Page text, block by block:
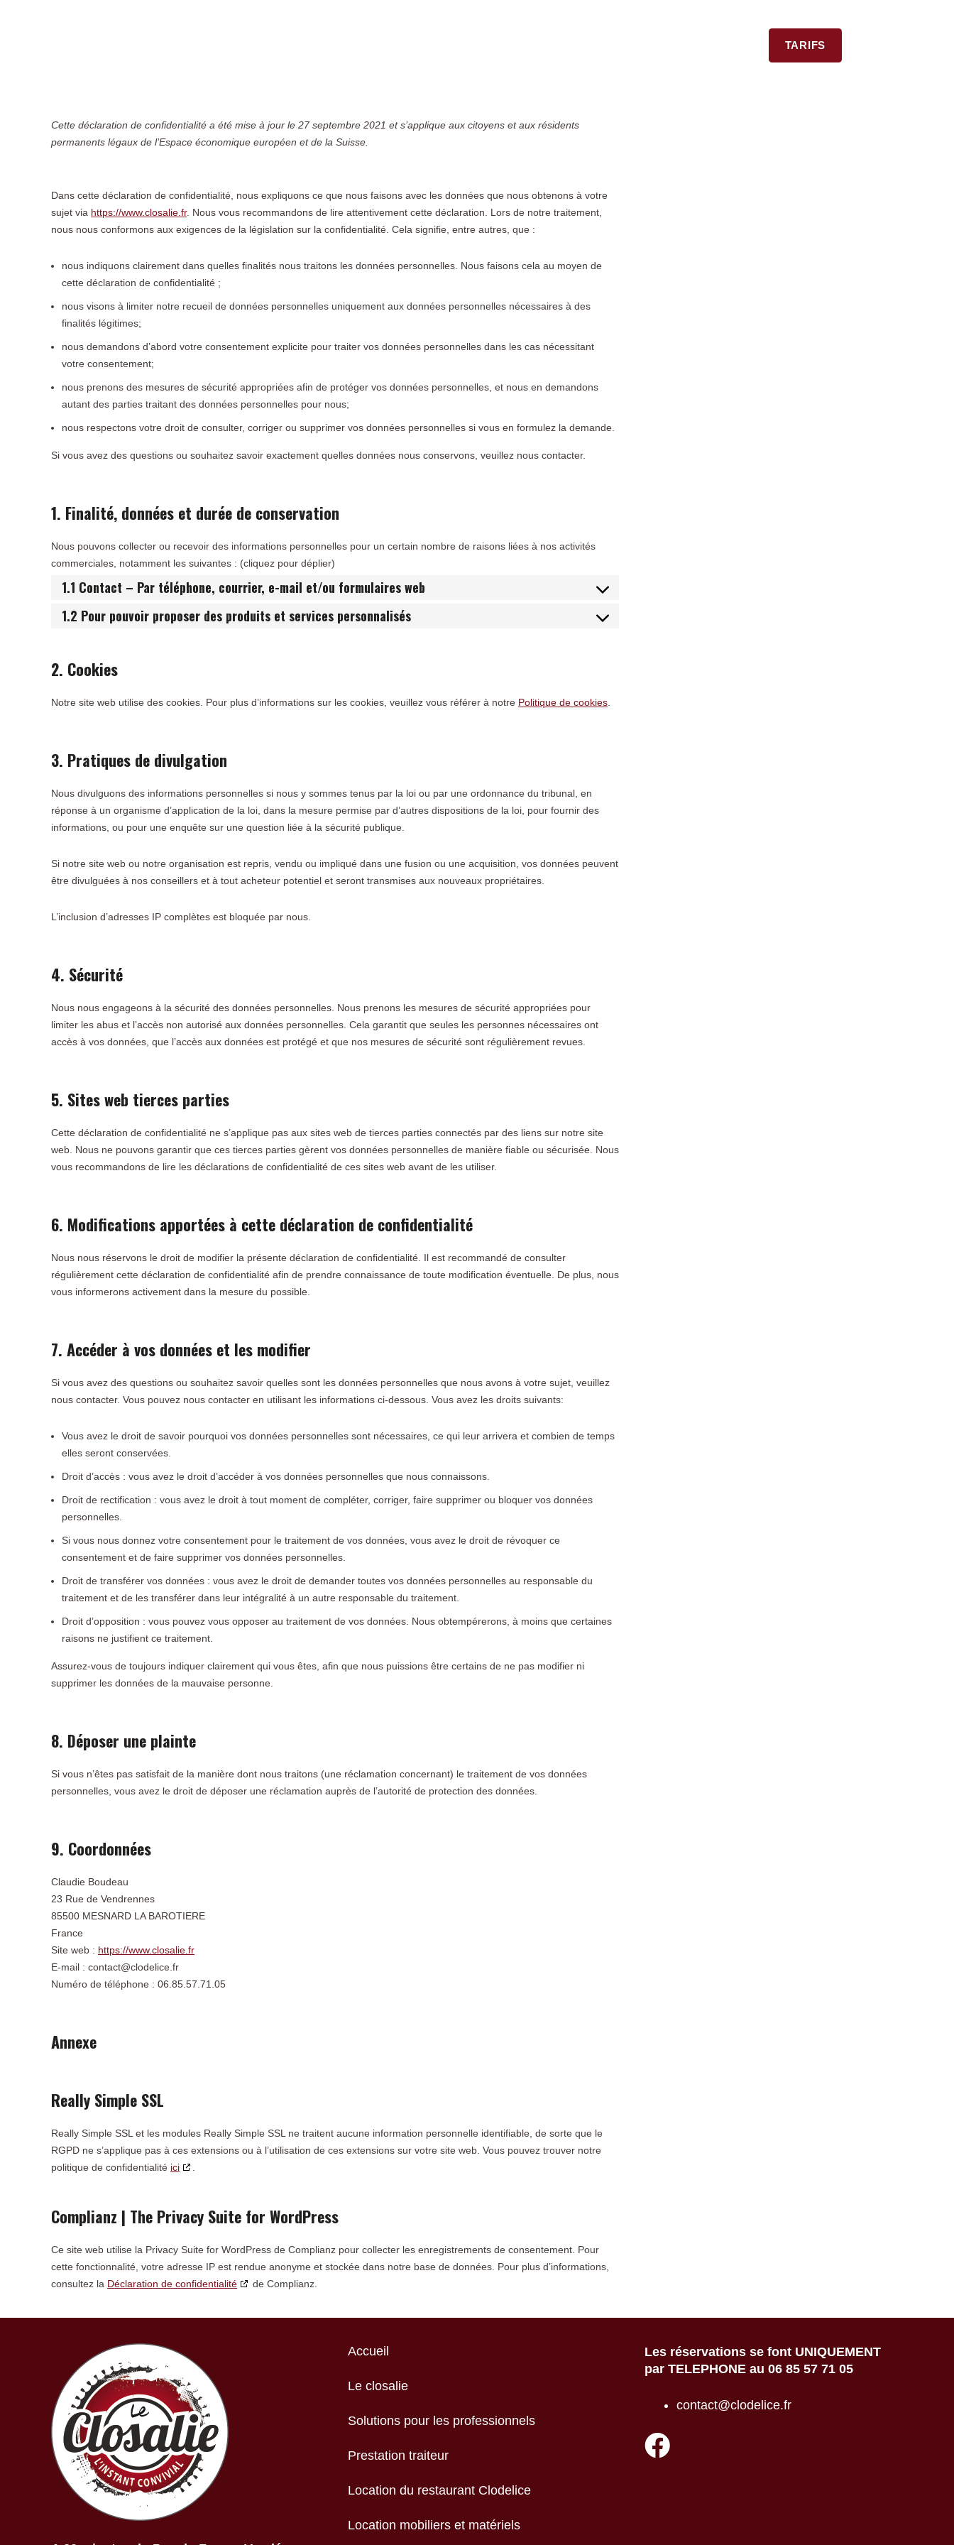
TARIFS
Cette déclaration de confidentialité a été mise à jour le 27 septembre 2021 et s’applique aux citoyens et aux résidents
permanents légaux de l’Espace économique européen et de la Suisse.
Dans cette déclaration de confidentialité, nous expliquons ce que nous faisons avec les données que nous obtenons à votre
sujet via https://www.closalie.fr. Nous vous recommandons de lire attentivement cette déclaration. Lors de notre traitement,
nous nous conformons aux exigences de la législation sur la confidentialité. Cela signifie, entre autres, que :
nous indiquons clairement dans quelles finalités nous traitons les données personnelles. Nous faisons cela au moyen de
cette déclaration de confidentialité ;
nous visons à limiter notre recueil de données personnelles uniquement aux données personnelles nécessaires à des
finalités légitimes;
nous demandons d’abord votre consentement explicite pour traiter vos données personnelles dans les cas nécessitant
votre consentement;
nous prenons des mesures de sécurité appropriées afin de protéger vos données personnelles, et nous en demandons
autant des parties traitant des données personnelles pour nous;
nous respectons votre droit de consulter, corriger ou supprimer vos données personnelles si vous en formulez la demande.
Si vous avez des questions ou souhaitez savoir exactement quelles données nous conservons, veuillez nous contacter.
1. Finalité, données et durée de conservation
Nous pouvons collecter ou recevoir des informations personnelles pour un certain nombre de raisons liées à nos activités
commerciales, notamment les suivantes : (cliquez pour déplier)
1.1 Contact – Par téléphone, courrier, e-mail et/ou formulaires web
1.2 Pour pouvoir proposer des produits et services personnalisés
2. Cookies
Notre site web utilise des cookies. Pour plus d’informations sur les cookies, veuillez vous référer à notre Politique de cookies
3. Pratiques de divulgation
Nous divulguons des informations personnelles si nous y sommes tenus par la loi ou par une ordonnance du tribunal, en
réponse à un organisme d’application de la loi, dans la mesure permise par d’autres dispositions de la loi, pour fournir des
informations, ou pour une enquête sur une question liée à la sécurité publique.
Si notre site web ou notre organisation est repris, vendu ou impliqué dans une fusion ou une acquisition, vos données peuvent
être divulguées à nos conseillers et à tout acheteur potentiel et seront transmises aux nouveaux propriétaires.
L’inclusion d’adresses IP complètes est bloquée par nous.
4. Sécurité
Nous nous engageons à la sécurité des données personnelles. Nous prenons les mesures de sécurité appropriées pour
limiter les abus et l’accès non autorisé aux données personnelles. Cela garantit que seules les personnes nécessaires ont
accès à vos données, que l’accès aux données est protégé et que nos mesures de sécurité sont régulièrement revues.
5. Sites web tierces parties
Cette déclaration de confidentialité ne s’applique pas aux sites web de tierces parties connectés par des liens sur notre site
web. Nous ne pouvons garantir que ces tierces parties gèrent vos données personnelles de manière fiable ou sécurisée. Nous
vous recommandons de lire les déclarations de confidentialité de ces sites web avant de les utiliser.
6. Modifications apportées à cette déclaration de confidentialité
Nous nous réservons le droit de modifier la présente déclaration de confidentialité. Il est recommandé de consulter
régulièrement cette déclaration de confidentialité afin de prendre connaissance de toute modification éventuelle. De plus, nous
vous informerons activement dans la mesure du possible.
7. Accéder à vos données et les modifier
Si vous avez des questions ou souhaitez savoir quelles sont les données personnelles que nous avons à votre sujet, veuillez
nous contacter. Vous pouvez nous contacter en utilisant les informations ci-dessous. Vous avez les droits suivants:
Vous avez le droit de savoir pourquoi vos données personnelles sont nécessaires, ce qui leur arrivera et combien de temps
elles seront conservées.
Droit d’accès : vous avez le droit d’accéder à vos données personnelles que nous connaissons.
Droit de rectification : vous avez le droit à tout moment de compléter, corriger, faire supprimer ou bloquer vos données
personnelles.
Si vous nous donnez votre consentement pour le traitement de vos données, vous avez le droit de révoquer ce
consentement et de faire supprimer vos données personnelles.
Droit de transférer vos données : vous avez le droit de demander toutes vos données personnelles au responsable du
traitement et de les transférer dans leur intégralité à un autre responsable du traitement.
Droit d’opposition : vous pouvez vous opposer au traitement de vos données. Nous obtempérerons, à moins que certaines
raisons ne justifient ce traitement.
Assurez-vous de toujours indiquer clairement qui vous êtes, afin que nous puissions être certains de ne pas modifier ni
supprimer les données de la mauvaise personne.
8. Déposer une plainte
Si vous n’êtes pas satisfait de la manière dont nous traitons (une réclamation concernant) le traitement de vos données
personnelles, vous avez le droit de déposer une réclamation auprès de l’autorité de protection des données.
9. Coordonnées
Claudie Boudeau
23 Rue de Vendrennes
85500 MESNARD LA BAROTIERE
France
Site web : https://www.closalie.fr
E-mail : contact@clodelice.fr
Numéro de téléphone : 06.85.57.71.05
Annexe
Really Simple SSL
Really Simple SSL et les modules Really Simple SSL ne traitent aucune information personnelle identifiable, de sorte que le
RGPD ne s’applique pas à ces extensions ou à l’utilisation de ces extensions sur votre site web. Vous pouvez trouver notre
politique de confidentialité ici
Complianz | The Privacy Suite for WordPress
Ce site web utilise la Privacy Suite for WordPress de Complianz pour collecter les enregistrements de consentement. Pour
cette fonctionnalité, votre adresse IP est rendue anonyme et stockée dans notre base de données. Pour plus d’informations,
consultez la Déclaration de confidentialité de Complianz.
Accueil
Le closalie
Solutions pour les professionnels
Prestation traiteur
Location du restaurant Clodelice
Location mobiliers et matériels
Les réservations se font UNIQUEMENT
par TELEPHONE au 06 85 57 71 05
contact@clodelice.fr